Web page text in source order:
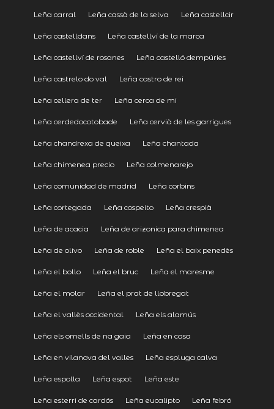
Leña carral Leña cassà de la selva Leña castellcir
Leña castelldans Leña castellví de la marca
Leña castellví de rosanes Leña castelló dempúries
Leña castrelo do val Leña castro de rei
Leña cellera de ter Leña cerca de mi
Leña cerdedocotobade Leña cervià de les garrigues
Leña chandrexa de queixa Leña chantada
Leña chimenea precio Leña colmenarejo
Leña comunidad de madrid Leña corbins
Leña cortegada Leña cospeito Leña crespià
Leña de acacia Leña de arizonica para chimenea
Leña de olivo Leña de roble Leña el baix penedès
Leña el bollo Leña el bruc Leña el maresme
Leña el molar Leña el prat de llobregat
Leña el vallès occidental Leña els alamús
Leña els omells de na gaia Leña en casa
Leña en vilanova del valles Leña espluga calva
Leña espolla Leña espot Leña este
Leña esterri de cardós Leña eucalipto Leña febró